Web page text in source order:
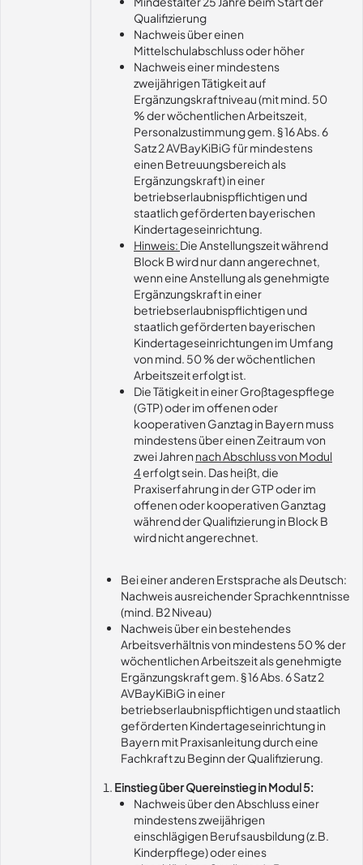
Qualifizierung
Nachweis über einen
Mittelschulabschluss oder höher
Nachweis einer mindestens
zweijährigen Tätigkeit auf
Ergänzungskraftniveau (mit mind. 50
% der wöchentlichen Arbeitszeit,
Personalzustimmung gem. § 16 Abs. 6
Satz 2 AVBayKiBiG für mindestens
einen Betreuungsbereich als
Ergänzungskraft) in einer
betriebserlaubnispflichtigen und
staatlich geförderten bayerischen
Kindertageseinrichtung.
Hinweis: Die Anstellungszeit während
Block B wird nur dann angerechnet,
wenn eine Anstellung als genehmigte
Ergänzungskraft in einer
betriebserlaubnispflichtigen und
staatlich geförderten bayerischen
Kindertageseinrichtungen im Umfang
von mind. 50 % der wöchentlichen
Arbeitszeit erfolgt ist.
Die Tätigkeit in einer Großtagespflege
(GTP) oder im offenen oder
kooperativen Ganztag in Bayern muss
mindestens über einen Zeitraum von
zwei Jahren nach Abschluss von Modul
4erfolgt sein. Das heißt, die
Praxiserfahrung in der GTP oder im
offenen oder kooperativen Ganztag
während der Qualifizierung in Block B
wird nicht angerechnet.
Bei einer anderen Erstsprache als Deutsch:
Nachweis ausreichender Sprachkenntnisse
(mind. B2 Niveau)
Nachweis über ein bestehendes
Arbeitsverhältnis von mindestens 50 % der
wöchentlichen Arbeitszeit als genehmigte
Ergänzungskraft gem. § 16 Abs. 6 Satz 2
AVBayKiBiG in einer
betriebserlaubnispflichtigen und staatlich
geförderten Kindertageseinrichtung in
Bayern mit Praxisanleitung durch eine
Fachkraft zu Beginn der Qualifizierung.
Einstieg über Quereinstieg in Modul 5:
Nachweis über den Abschluss einer
mindestens zweijährigen
einschlägigen Berufsausbildung (z.B.
Kinderpflege) oder eines